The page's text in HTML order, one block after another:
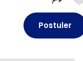
Postuler